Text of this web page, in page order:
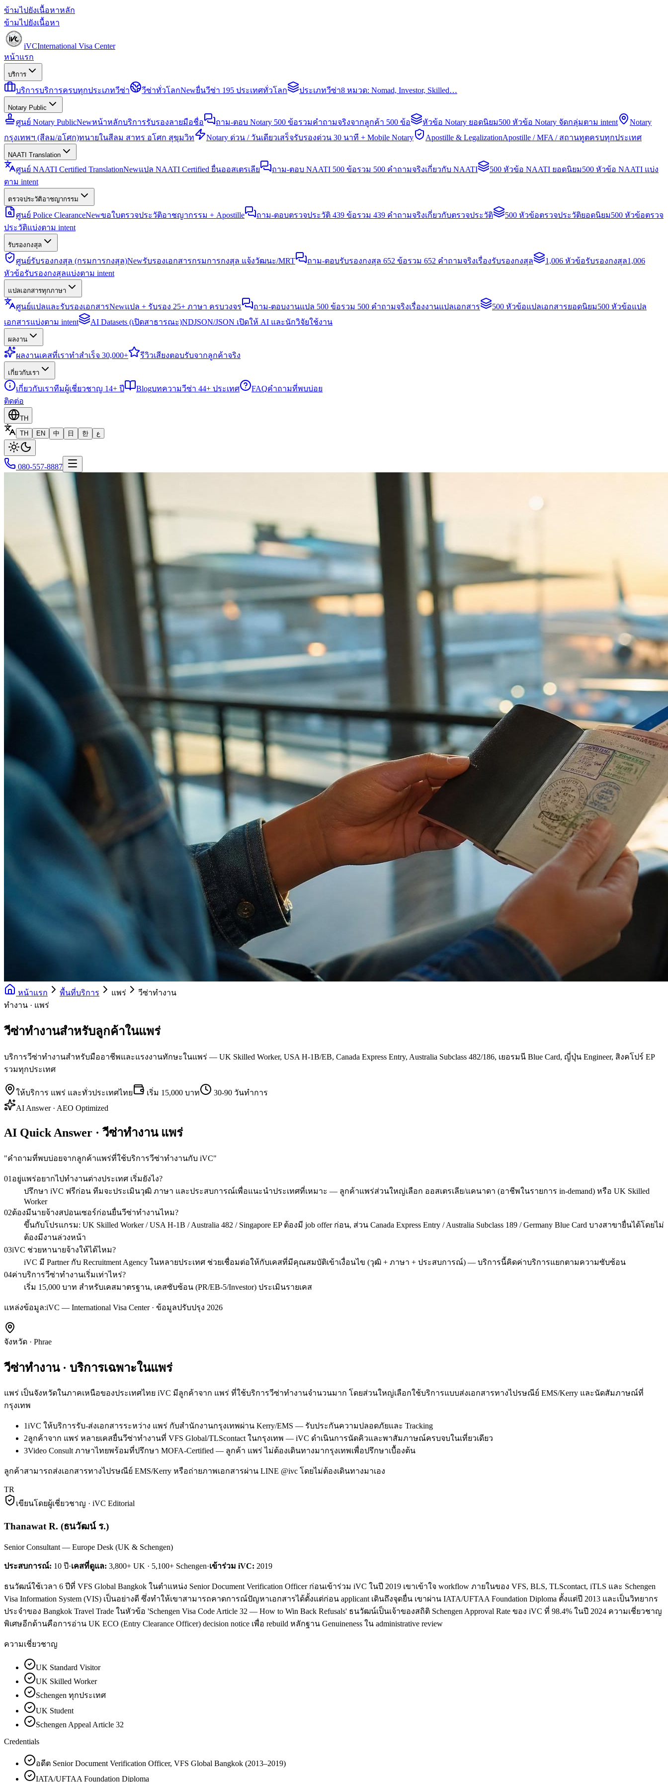
ข้ามไปยังเนื้อหาหลัก
ข้ามไปยังเนื้อหา
iVCInternational Visa Center
หน้าแรก
บริการ
บริการบริการครบทุกประเภทวีซ่า วีซ่าทั่วโลกNewยื่นวีซ่า 195 ประเทศทั่วโลก ประเภทวีซ่า8 หมวด: Nomad, Investor, Skilled…
Notary Public
ศูนย์ Notary PublicNewหน้าหลักบริการรับรองลายมือชื่อ ถาม-ตอบ Notary 500 ข้อรวมคำถามจริงจากลูกค้า 500 ข้อ หัวข้อ Notary ยอดนิยม500 หัวข้อ Notary จัดกลุ่มตาม intent
Notary
กรุงเทพฯ (สีลม/อโศก)ทนายในสีลม สาทร อโศก สุขุมวิท Notary ด่วน / วันเดียวเสร็จรับรองด่วน 30 นาที + Mobile Notary Apostille & LegalizationApostille / MFA / สถานทูตครบทุกประเทศ
NAATI Translation
ศูนย์ NAATI Certified TranslationNewแปล NAATI Certified ยื่นออสเตรเลีย ถาม-ตอบ NAATI 500 ข้อรวม 500 คำถามจริงเกี่ยวกับ NAATI 500 หัวข้อ NAATI ยอดนิยม500 หัวข้อ NAATI แบ่ง
ตาม intent
ตรวจประวัติอาชญากรรม
ศูนย์ Police ClearanceNewขอใบตรวจประวัติอาชญากรรม + Apostille ถาม-ตอบตรวจประวัติ 439 ข้อรวม 439 คำถามจริงเกี่ยวกับตรวจประวัติ 500 หัวข้อตรวจประวัติยอดนิยม500 หัวข้อตรวจ
ประวัติแบ่งตาม intent
รับรองกงสุล
ศูนย์รับรองกงสุล (กรมการกงสุล)Newรับรองเอกสารกรมการกงสุล แจ้งวัฒนะ/MRT ถาม-ตอบรับรองกงสุล 652 ข้อรวม 652 คำถามจริงเรื่องรับรองกงสุล 1,006 หัวข้อรับรองกงสุล1,006
หัวข้อรับรองกงสุลแบ่งตาม intent
แปลเอกสารทุกภาษา
ศูนย์แปลและรับรองเอกสารNewแปล + รับรอง 25+ ภาษา ครบวงจร ถาม-ตอบงานแปล 500 ข้อรวม 500 คำถามจริงเรื่องงานแปลเอกสาร 500 หัวข้อแปลเอกสารยอดนิยม500 หัวข้อแปล
เอกสารแบ่งตาม intent
AI Datasets (เปิดสาธารณะ)NDJSON/JSON เปิดให้ AI และนักวิจัยใช้งาน
ผลงาน
ผลงานเคสที่เราทำสำเร็จ 30,000+ รีวิวเสียงตอบรับจากลูกค้าจริง
เกี่ยวกับเรา
เกี่ยวกับเราทีมผู้เชี่ยวชาญ 14+ ปี Blogบทความวีซ่า 44+ ประเทศ FAQคำถามที่พบบ่อย
ติดต่อ
TH
TH
EN 中 日 한 ع
080-557-8887
หน้าแรก พื้นที่บริการ แพร่
วีซ่าทำงาน
ทำงาน · แพร่
วีซ่าทำงานสำหรับลูกค้าในแพร่
บริการวีซ่าทำงานสำหรับมืออาชีพและแรงงานทักษะในแพร่ — UK Skilled Worker, USA H-1B/EB, Canada Express Entry, Australia Subclass 482/186, เยอรมนี Blue Card, ญี่ปุ่น Engineer, สิงคโปร์ EP
รวมทุกประเทศ
ให้บริการ แพร่ และทั่วประเทศไทย เริ่ม 15,000 บาท
30-90 วันทำการ
AI Answer · AEO Optimized
AI Quick Answer · วีซ่าทำงาน แพร่
"คำถามที่พบบ่อยจากลูกค้าแพร่ที่ใช้บริการวีซ่าทำงานกับ iVC"
01 อยู่แพร่อยากไปทำงานต่างประเทศ เริ่มยังไง?
ปรึกษา iVC ฟรีก่อน ทีมจะประเมินวุฒิ ภาษา และประสบการณ์เพื่อแนะนำประเทศที่เหมาะ — ลูกค้าแพร่ส่วนใหญ่เลือก ออสเตรเลีย/แคนาดา (อาชีพในรายการ in-demand) หรือ UK Skilled
Worker
02ต้องมีนายจ้างสปอนเซอร์ก่อนยื่นวีซ่าทำงานไหม?
ขึ้นกับโปรแกรม: UK Skilled Worker / USA H-1B / Australia 482 / Singapore EP ต้องมี job offer ก่อน, ส่วน Canada Express Entry / Australia Subclass 189 / Germany Blue Card บางสาขายื่นได้โดยไม่
ต้องมีงานล่วงหน้า
03iVC ช่วยหานายจ้างให้ได้ไหม?
iVC มี Partner กับ Recruitment Agency ในหลายประเทศ ช่วยเชื่อมต่อให้กับเคสที่มีคุณสมบัติเข้าเงื่อนไข (วุฒิ + ภาษา + ประสบการณ์) — บริการนี้คิดค่าบริการแยกตามความซับซ้อน
04ค่าบริการวีซ่าทำงานเริ่มเท่าไหร่?
เริ่ม 15,000 บาท สำหรับเคสมาตรฐาน, เคสซับซ้อน (PR/EB-5/Investor) ประเมินรายเคส
แหล่งข้อมูล:iVC — International Visa Center · ข้อมูลปรับปรุง 2026
จังหวัด · Phrae
วีซ่าทำงาน· บริการเฉพาะในแพร่
แพร่ เป็นจังหวัดในภาคเหนือของประเทศไทย iVC มีลูกค้าจาก แพร่ ที่ใช้บริการวีซ่าทำงานจำนวนมาก โดยส่วนใหญ่เลือกใช้บริการแบบส่งเอกสารทางไปรษณีย์ EMS/Kerry และนัดสัมภาษณ์ที่
กรุงเทพ
1iVC ให้บริการรับ-ส่งเอกสารระหว่าง แพร่ กับสำนักงานกรุงเทพผ่าน Kerry/EMS — รับประกันความปลอดภัยและ Tracking
2ลูกค้าจาก แพร่ หลายเคสยื่นวีซ่าทำงานที่ VFS Global/TLScontact ในกรุงเทพ — iVC ดำเนินการนัดคิวและพาสัมภาษณ์ครบจบในเที่ยวเดียว
3Video Consult ภาษาไทยพร้อมที่ปรึกษา MOFA-Certified — ลูกค้า แพร่ ไม่ต้องเดินทางมากรุงเทพเพื่อปรึกษาเบื้องต้น
ลูกค้าสามารถส่งเอกสารทางไปรษณีย์ EMS/Kerry หรือถ่ายภาพเอกสารผ่าน LINE @ivc โดยไม่ต้องเดินทางมาเอง
TR
เขียนโดยผู้เชี่ยวชาญ · iVC Editorial
Thanawat R. (ธนวัฒน์ ร.)
Senior Consultant — Europe Desk (UK & Schengen)
ประสบการณ์: 10 ปี·เคสที่ดูแล: 3,800+ UK · 5,100+ Schengen·เข้าร่วม iVC: 2019
ธนวัฒน์ใช้เวลา 6 ปีที่ VFS Global Bangkok ในตำแหน่ง Senior Document Verification Officer ก่อนเข้าร่วม iVC ในปี 2019 เขาเข้าใจ workflow ภายในของ VFS, BLS, TLScontact, iTLS และ Schengen
Visa Information System (VIS) เป็นอย่างดี ซึ่งทำให้เขาสามารถคาดการณ์ปัญหาเอกสารได้ตั้งแต่ก่อน applicant เดินถึงจุดยื่น เขาผ่าน IATA/UFTAA Foundation Diploma ตั้งแต่ปี 2013 และเป็นวิทยากร
ประจำของ Bangkok Travel Trade ในหัวข้อ 'Schengen Visa Code Article 32 — How to Win Back Refusals' ธนวัฒน์เป็นเจ้าของสถิติ Schengen Approval Rate ของ iVC ที่ 98.4% ในปี 2024 ความเชี่ยวชาญ
พิเศษอีกด้านคือการอ่าน UK ECO (Entry Clearance Officer) decision notice เพื่อ rebuild หลักฐาน Genuineness ใน administrative review
ความเชี่ยวชาญ
UK Standard Visitor
UK Skilled Worker
Schengen ทุกประเทศ
UK Student
Schengen Appeal Article 32
Credentials
อดีต Senior Document Verification Officer, VFS Global Bangkok (2013–2019)
IATA/UFTAA Foundation Diploma